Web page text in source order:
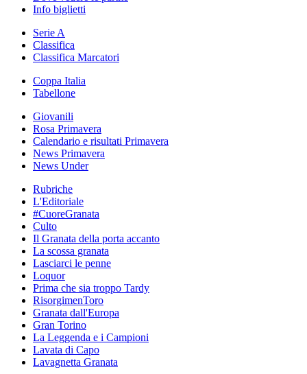
Info biglietti
Serie A
Classifica
Classifica Marcatori
Coppa Italia
Tabellone
Giovanili
Rosa Primavera
Calendario e risultati Primavera
News Primavera
News Under
Rubriche
L'Editoriale
#CuoreGranata
Culto
Il Granata della porta accanto
La scossa granata
Lasciarci le penne
Loquor
Prima che sia troppo Tardy
RisorgimenToro
Granata dall'Europa
Gran Torino
La Leggenda e i Campioni
Lavata di Capo
Lavagnetta Granata